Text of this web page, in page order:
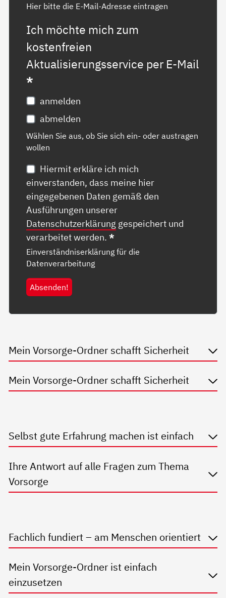
Hier bitte die E-Mail-Adresse eintragen
Ich möchte mich zum
kostenfreien
Aktualisierungsservice per E-Mail
*
anmelden
abmelden
Wählen Sie aus, ob Sie sich ein- oder austragen
wollen
Hiermit erkläre ich mich
einverstanden, dass meine hier
eingegebenen Daten gemäß den
Ausführungen unserer
Datenschutzerklärung gespeichert und
verarbeitet werden.*
Einverständniserklärung für die
Datenverarbeitung
Absenden!
Mein Vorsorge-Ordner schafft Sicherheit
Mein Vorsorge-Ordner schafft Sicherheit
Selbst gute Erfahrung machen ist einfach
Ihre Antwort auf alle Fragen zum Thema
Vorsorge
Fachlich fundiert – am Menschen orientiert
Mein Vorsorge-Ordner ist einfach
einzusetzen